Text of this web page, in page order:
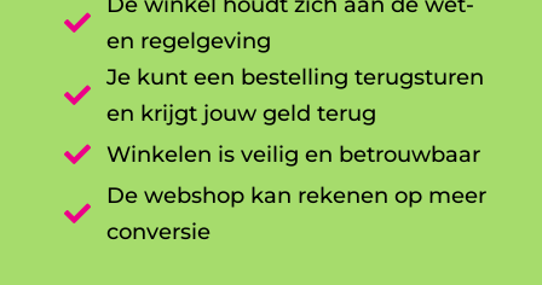

en regelgeving

Je kunt een bestelling terugsturen
en krijgt jouw geld terug

Winkelen is veilig en betrouwbaar

De webshop kan rekenen op meer
conversie